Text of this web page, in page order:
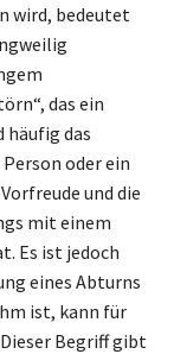
wird, bedeutet
das ein
häufig das
oder ein
und die
mit einem
Es ist jedoch
eines Abturns
ist, kann für
Begriff gibt